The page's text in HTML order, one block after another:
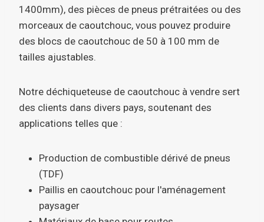
1400mm), des pièces de pneus prétraitées ou des
morceaux de caoutchouc, vous pouvez produire
des blocs de caoutchouc de 50 à 100 mm de
tailles ajustables.
Notre déchiqueteuse de caoutchouc à vendre sert
des clients dans divers pays, soutenant des
applications telles que :
Production de combustible dérivé de pneus
(TDF)
Paillis en caoutchouc pour l'aménagement
paysager